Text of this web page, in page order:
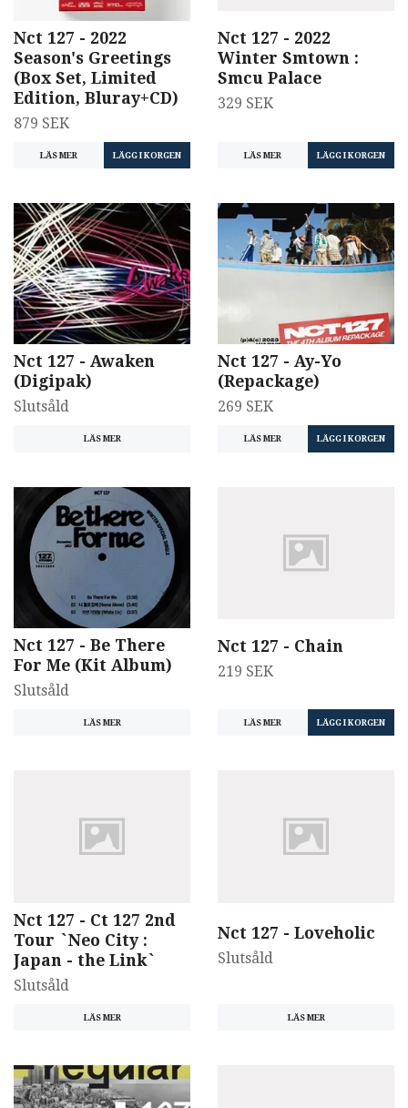
Nct 127 - 2022
Season's Greetings
(Box Set, Limited
Edition, Bluray+CD)
879 SEK
LÄS MER
Nct 127 - 2022
Winter Smtown :
Smcu Palace
329 SEK
LÄS MER
Nct 127 - Awaken
(Digipak)
Slutsåld
LÄS MER
Nct 127 - Ay-Yo
(Repackage)
269 SEK
LÄS MER
Nct 127 - Be There
For Me (Kit Album)
Slutsåld
LÄS MER
Nct 127 - Chain
219 SEK
LÄS MER
Nct 127 - Ct 127 2nd
Tour `Neo City :
Japan - the Link`
Slutsåld
LÄS MER
Nct 127 - Loveholic
Slutsåld
LÄS MER